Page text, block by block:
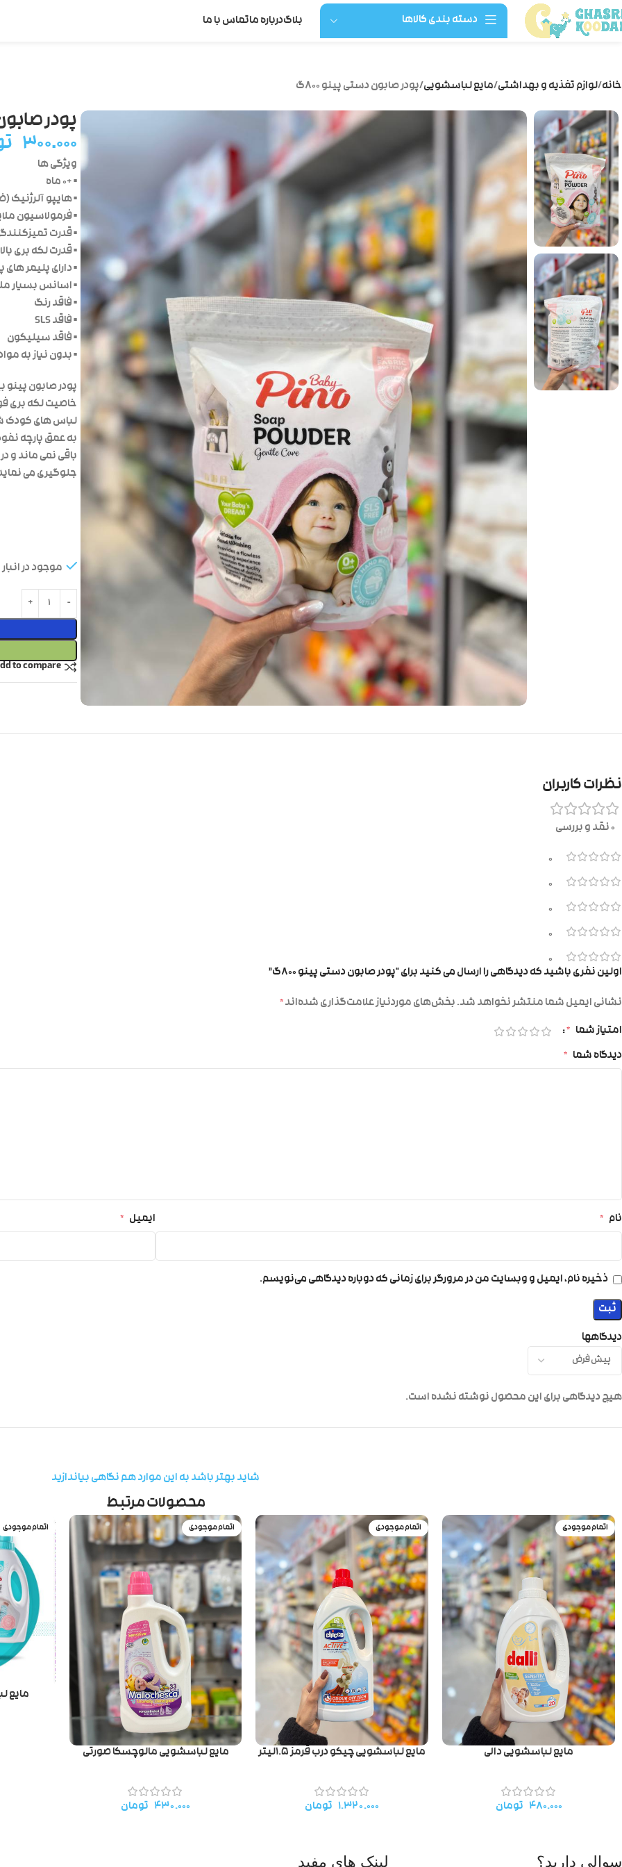
دسته بندی کالاها بلاگدرباره ماتماس با ما
خانه لوازم تغذیه و بهداشتی مایع لباسشویی پودر صابون دستی پینو ۸۰۰گ
پودر صابون
۳۰۰.۰۰۰
ویژگی ها
• +۰ ماه
• هایپو
• فرمولاسیون
• قدرت
• قدرت لکه بری بالا
• دارای پلیمر های
• اسانس بسیار
• فاقد رنگ
• فاقد SLS
• فاقد سیلیکون
• بدون نیاز به
پودر صابون
خاصیت لکه بری
لباس های کودک
به عمق پارچه
باقی نمی ماند
جلوگیری می
موجود در انبار
to compare
نظرات کاربران
0 نقد و بررسی
0
0
0
0
0
دیدگاهها
هیچ دیدگاهی برای این محصول نوشته نشده است.
اولین نفری باشید که دیدگاهی را ارسال می کنید برای “پودر صابون دستی پینو ۸۰۰گ”
نشانی ایمیل شما منتشر نخواهد شد.بخش‌های موردنیاز علامت‌گذاری شده‌اند*
امتیاز شما *
دیدگاه شما *
نام * ایمیل *
ذخیره نام، ایمیل و وبسایت من در مرورگر برای زمانی که دوباره دیدگاهی می‌نویسم.
شاید بهتر باشد به این موارد هم نگاهی بیاندازید
محصولات مرتبط
اتمام موجودی
مایع لباسشویی دالی
۴۸۰.۰۰۰ تومان
اتمام موجودی
مایع لباسشویی چیکو درب قرمز ۱.۵لیتر
۱.۳۲۰.۰۰۰ تومان
اتمام موجودی
مایع لباسشویی مالوچسکا صورتی
۴۳۰.۰۰۰ تومان
اتمام موجودی
مایع
سوالی دارید؟ لینک های مفید